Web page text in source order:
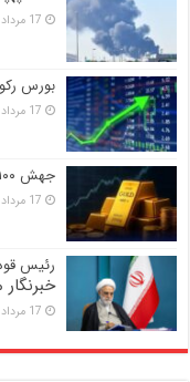
17 مرداد 1405
بورس
17 مرداد 1405
جهش ۱۰۰ دلاری قیمت طلا
17 مرداد 1405
رئیس
17 مرداد 1405